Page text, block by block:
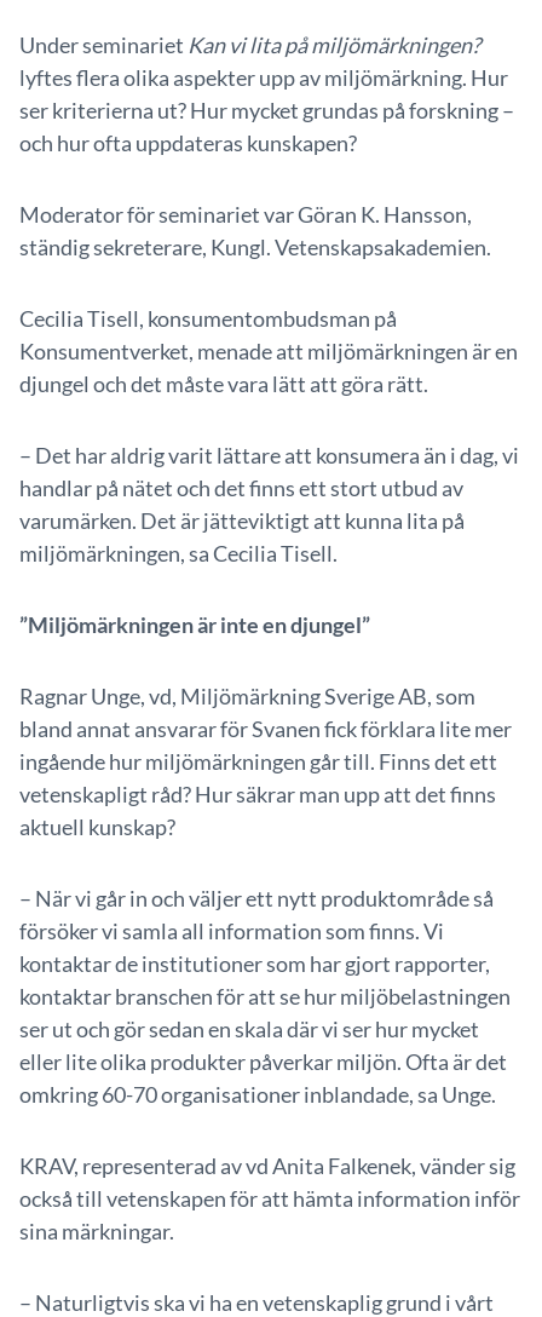
Under seminariet Kan vi lita på miljömärkningen?
lyftes flera olika aspekter upp av miljömärkning. Hur
ser kriterierna ut? Hur mycket grundas på forskning –
och hur ofta uppdateras kunskapen?
Moderator för seminariet var Göran K. Hansson,
ständig sekreterare, Kungl. Vetenskapsakademien.
Cecilia Tisell, konsumentombudsman på
Konsumentverket, menade att miljömärkningen är en
djungel och det måste vara lätt att göra rätt.
– Det har aldrig varit lättare att konsumera än i dag, vi
handlar på nätet och det finns ett stort utbud av
varumärken. Det är jätteviktigt att kunna lita på
miljömärkningen, sa Cecilia Tisell.
”Miljömärkningen är inte en djungel”
Ragnar Unge, vd, Miljömärkning Sverige AB, som
bland annat ansvarar för Svanen fick förklara lite mer
ingående hur miljömärkningen går till. Finns det ett
vetenskapligt råd? Hur säkrar man upp att det finns
aktuell kunskap?
– När vi går in och väljer ett nytt produktområde så
försöker vi samla all information som finns. Vi
kontaktar de institutioner som har gjort rapporter,
kontaktar branschen för att se hur miljöbelastningen
ser ut och gör sedan en skala där vi ser hur mycket
eller lite olika produkter påverkar miljön. Ofta är det
omkring 60-70 organisationer inblandade, sa Unge.
KRAV, representerad av vd Anita Falkenek, vänder sig
också till vetenskapen för att hämta information inför
sina märkningar.
– Naturligtvis ska vi ha en vetenskaplig grund i vårt